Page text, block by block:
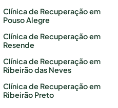
Clínica de Recuperação em
Pouso Alegre
Clínica de Recuperação em
Resende
Clínica de Recuperação em
Ribeirão das Neves
Clínica de Recuperação em
Ribeirão Preto